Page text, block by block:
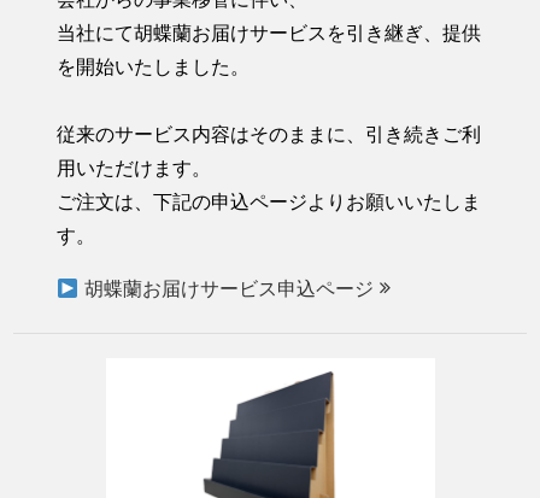
当社にて胡蝶蘭お届けサービスを引き継ぎ、提供
を開始いたしました。
従来のサービス内容はそのままに、引き続きご利
用いただけます。
ご注文は、下記の申込ページよりお願いいたしま
す。
胡蝶蘭お届けサービス申込ページ